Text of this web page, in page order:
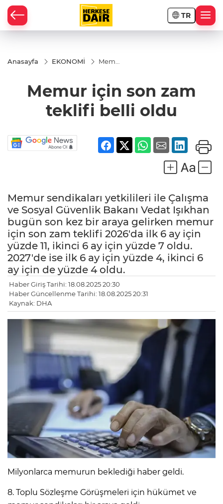
TR
Anasayfa EKONOMİ
Memur
zam
teklifi
belli
oldu
Memur için son zam
teklifi belli oldu
Memur sendikaları yetkilileri ile Çalışma
ve Sosyal Güvenlik Bakanı Vedat Işıkhan
bugün son kez bir araya gelirken memur
için son zam teklifi 2026'da ilk 6 ay için
yüzde 11, ikinci 6 ay için yüzde 7 oldu.
2027'de ise ilk 6 ay için yüzde 4, ikinci 6
ay için de yüzde 4 oldu.
Haber Giriş Tarihi: 18.08.2025 20:30
Haber Güncellenme Tarihi: 18.08.2025 20:31
Kaynak: DHA
Milyonlarca memurun beklediği haber geldi.
8. Toplu Sözleşme Görüşmeleri için hükümet ve